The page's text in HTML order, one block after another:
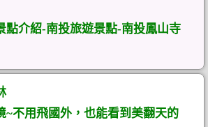
點介紹-南投旅遊景點-南投鳳山寺
~不用飛國外，也能看到美翻天的